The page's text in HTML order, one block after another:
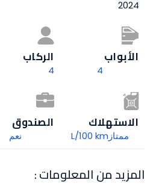
2024
الركاب​
4
الأبواب
4
الصندوق
نعم
الاستهلاك​
ممتازL/100 km
: المزيد من المعلومات